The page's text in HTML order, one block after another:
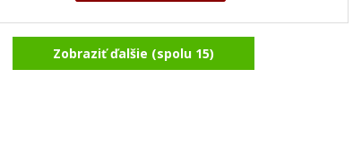
XEROX 106R02250 (Purpurový)
Zobraziť ďalšie (spolu 15)